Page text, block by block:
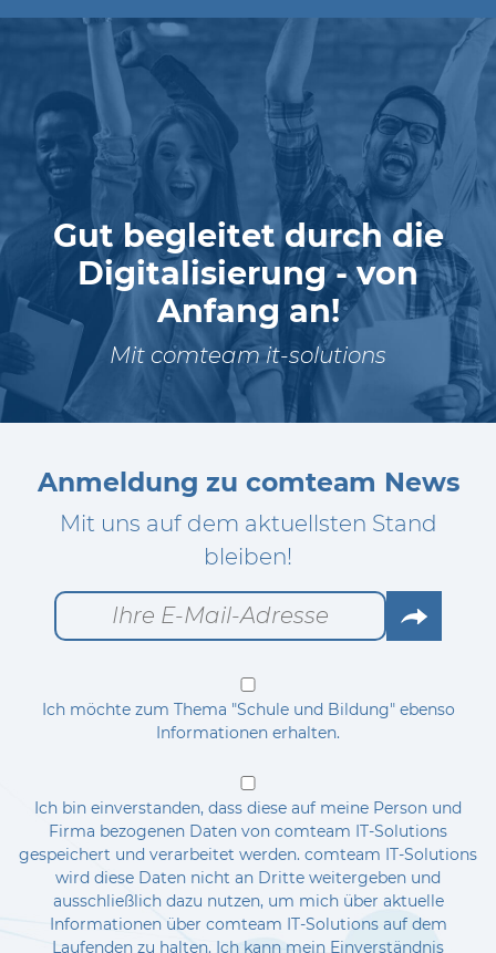
Kundenbetreuung
Gut begleitet durch die
Digitalisierung - von
Anfang an!
Mit comteam it-solutions
Anmeldung zu comteam News
Mit uns auf dem aktuellsten Stand
bleiben!
Ich möchte zum Thema "Schule und Bildung" ebenso
Informationen erhalten.
Ich bin einverstanden, dass diese auf meine Person und
Firma bezogenen Daten von comteam IT-Solutions
gespeichert und verarbeitet werden. comteam IT-Solutions
wird diese Daten nicht an Dritte weitergeben und
ausschließlich dazu nutzen, um mich über aktuelle
Informationen über comteam IT-Solutions auf dem
Laufenden zu halten. Ich kann mein Einverständnis
Go